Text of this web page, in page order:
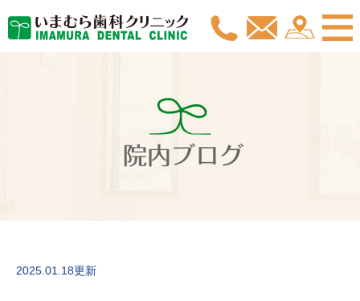
院内ブログ
2025.01.18更新